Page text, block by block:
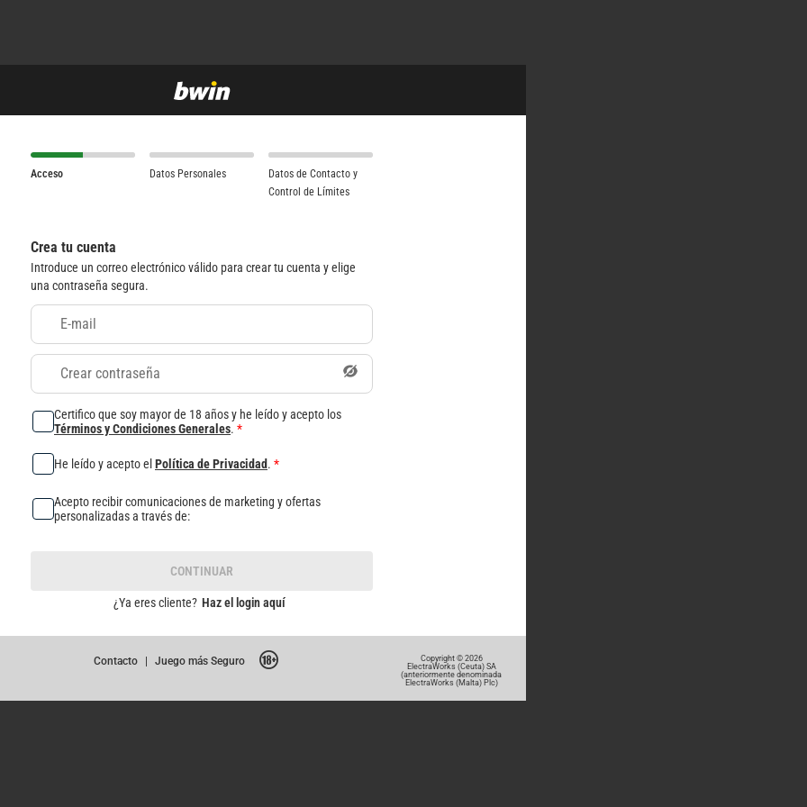
Acceso Datos Personales
Datos de Contacto y
Control de Límites
Crea tu cuenta
Introduce un correo electrónico válido para crear tu cuenta y elige
una contraseña segura.
E-mail
Crear contraseña
Certifico que soy mayor de 18 años y he leído y acepto los
Términos y Condiciones Generales. *
He leído y acepto el Política de Privacidad. *
Acepto recibir comunicaciones de marketing y ofertas
personalizadas a través de:
CONTINUAR
¿Ya eres cliente? Haz el login aquí
Contacto | Juego más Seguro
Copyright © 2026
ElectraWorks (Ceuta) SA
(anteriormente denominada
ElectraWorks (Malta) Plc)